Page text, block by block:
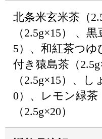
北条米玄米茶（
（2.5g×15） 、
5）、和紅茶つゆ
付き猿島茶（
（2.5g×15）、
0）、レモン緑茶
（2.5g×20）